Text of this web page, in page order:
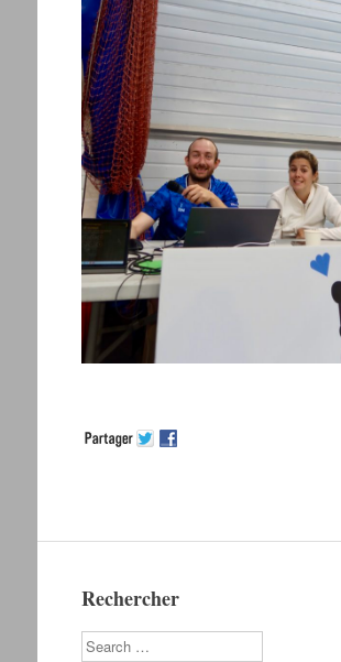
Rechercher
Search